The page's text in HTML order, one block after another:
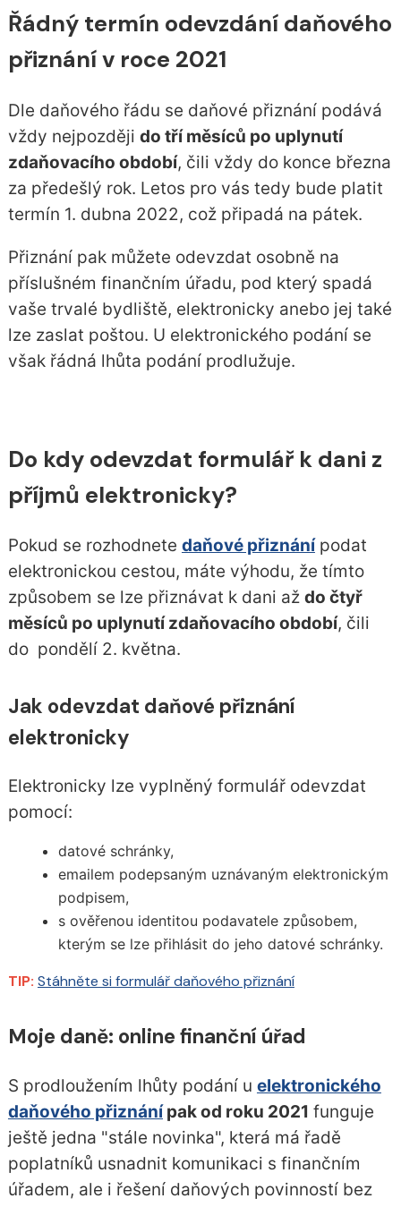
Řádný termín odevzdání daňového
přiznání v roce 2021
Dle daňového řádu se daňové přiznání podává
vždy nejpozději do tří měsíců po uplynutí
zdaňovacího období, čili vždy do konce března
za předešlý rok. Letos pro vás tedy bude platit
termín 1. dubna 2022, což připadá na pátek.
Přiznání pak můžete odevzdat osobně na
příslušném finančním úřadu, pod který spadá
vaše trvalé bydliště, elektronicky anebo jej také
lze zaslat poštou. U elektronického podání se
však řádná lhůta podání prodlužuje.
Do kdy odevzdat formulář k dani z
příjmů elektronicky?
Pokud se rozhodnete daňové přiznánípodat
elektronickou cestou, máte výhodu, že tímto
způsobem se lze přiznávat k dani až do čtyř
měsíců po uplynutí zdaňovacího období, čili
do pondělí 2. května.
Jak odevzdat daňové přiznání
elektronicky
Elektronicky lze vyplněný formulář odevzdat
pomocí:
datové schránky,
emailem podepsaným uznávaným elektronickým
podpisem,
s ověřenou identitou podavatele způsobem,
kterým se lze přihlásit do jeho datové schránky.
TIP: Stáhněte si formulář daňového přiznání
Moje daně: online finanční úřad
S prodloužením lhůty podání u elektronického
daňového přiznánípak od roku 2021 funguje
ještě jedna "stále novinka", která má řadě
poplatníků usnadnit komunikaci s finančním
úřadem, ale i řešení daňových povinností bez